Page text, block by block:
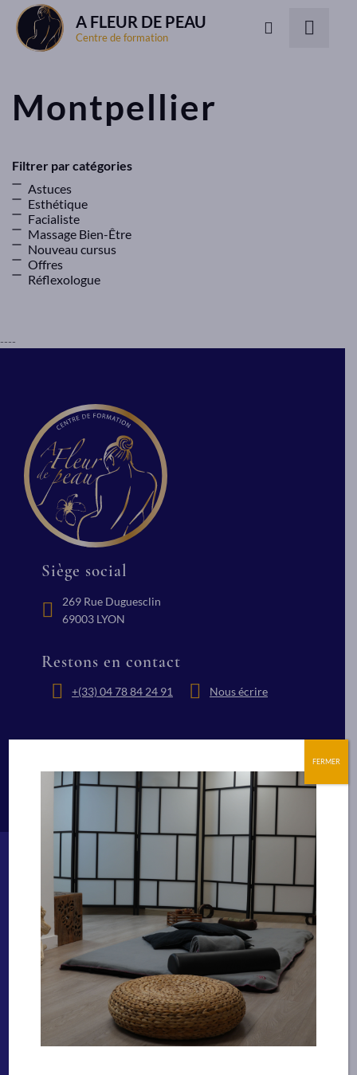
A FLEUR DE PEAU
Centre de formation
Montpellier
Filtrer par catégories
Astuces
Esthétique
Facialiste
Massage Bien-Être
Nouveau cursus
Offres
Réflexologue
----
Siège social
269 Rue Duguesclin
69003 LYON
Restons en contact
+(33) 04 78 84 24 91 Nous écrire
Bien-être
Technicien Spa et bien-être
Facialiste
Massages Spa de bien-être
Praticien spécialisé pour les massages en
FERMER